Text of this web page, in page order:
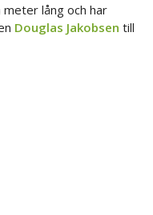
lång och har
Douglas Jakobsen till